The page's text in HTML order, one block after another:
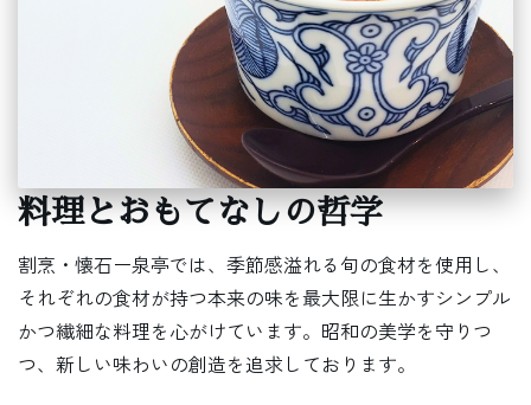
料理とおもてなしの哲学
割烹・懐石ー泉亭では、季節感溢れる旬の食材を使用し、
それぞれの食材が持つ本来の味を最大限に生かすシンプル
かつ繊細な料理を心がけています。昭和の美学を守りつ
つ、新しい味わいの創造を追求しております。